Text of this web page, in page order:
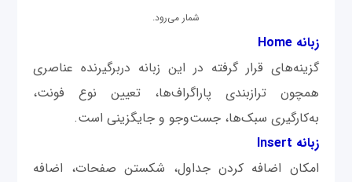
شمار می‌رود.
زبانه‌ Home
گزینه‌های قرار گرفته در این زبانه دربرگیرنده عناصری
همچون ترازبندی پاراگراف‌ها، تعیین نوع فونت،
به‌کارگیری سبک‌ها، جست‌وجو و جایگزینی است.
زبانه Insert
امکان اضافه کردن جداول، شکستن صفحات، اضافه